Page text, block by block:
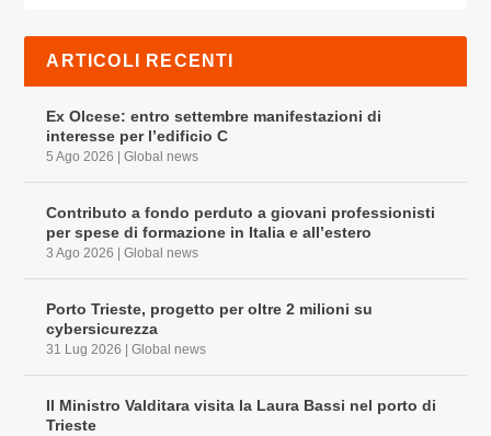
ARTICOLI RECENTI
Ex Olcese: entro settembre manifestazioni di
interesse per l’edificio C
5 Ago 2026 |Global news
Contributo a fondo perduto a giovani professionisti
per spese di formazione in Italia e all’estero
3 Ago 2026 |Global news
Porto Trieste, progetto per oltre 2 milioni su
cybersicurezza
31 Lug 2026 |Global news
Il Ministro Valditara visita la Laura Bassi nel porto di
Trieste